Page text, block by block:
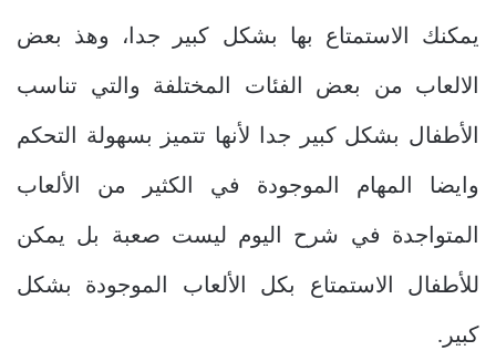
يمكنك الاستمتاع بها بشكل كبير جدا، وهذ بعض
الالعاب من بعض الفئات المختلفة والتي تناسب
الأطفال بشكل كبير جدا لأنها تتميز بسهولة التحكم
وايضا المهام الموجودة في الكثير من الألعاب
المتواجدة في شرح اليوم ليست صعبة بل يمكن
للأطفال الاستمتاع بكل الألعاب الموجودة بشكل
كبير.